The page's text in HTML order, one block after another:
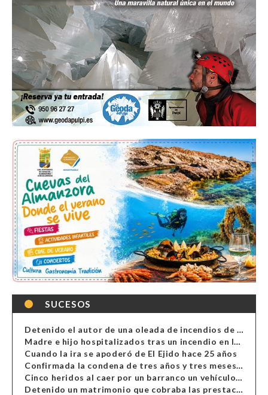
SUCESOS
Detenido el autor de una oleada de incendios de contenedores en Almería
Madre e hijo hospitalizados tras un incendio en la cocina de una vivienda en Almería
Cuando la ira se apoderó de El Ejido hace 25 años
Confirmada la condena de tres años y tres meses al hombre de Antas acusado de xenofobia
Cinco heridos al caer por un barranco un vehículo en Alcolea
Detenido un matrimonio que cobraba las prestaciones de ilegales en Almería, Granada, Málaga, Huelva y Murcia